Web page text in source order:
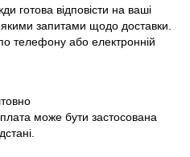
готова відповісти на ваші
запитами щодо доставки.
телефону або електронній
може бути застосована